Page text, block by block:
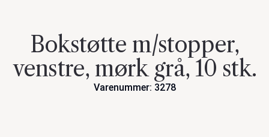
Bokstøtte m/stopper,
venstre, mørk grå, 10 stk.
Varenummer: 3278